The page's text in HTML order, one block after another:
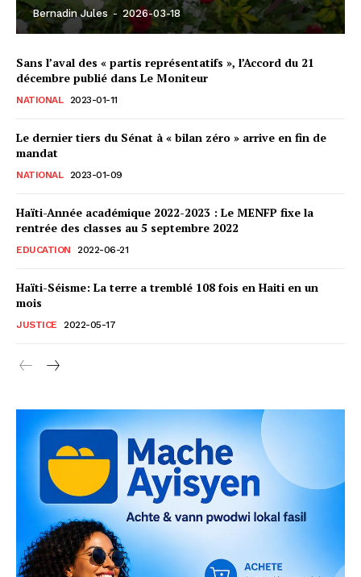
Bernadin Jules - 2026-03-18
Sans l’aval des « partis représentatifs », l’Accord du 21
décembre publié dans Le Moniteur
NATIONAL 2023-01-11
Le dernier tiers du Sénat à « bilan zéro » arrive en fin de
mandat
NATIONAL 2023-01-09
Haïti-Année académique 2022-2023 : Le MENFP fixe la
rentrée des classes au 5 septembre 2022
EDUCATION 2022-06-21
Haïti-Séisme: La terre a tremblé 108 fois en Haiti en un
mois
JUSTICE 2022-05-17